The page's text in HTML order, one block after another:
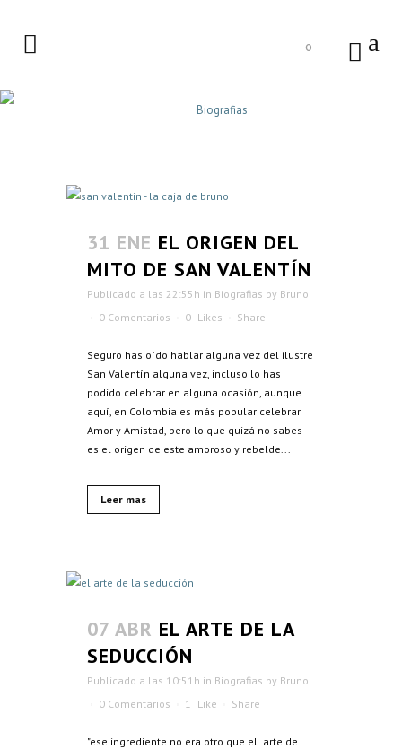
0
Biografias
31 ENE EL ORIGEN DEL
MITO DE SAN VALENTÍN
Publicado a las 22:55h in Biografias by Bruno
0 Comentarios
0 Likes Share
Seguro has oído hablar alguna vez del ilustre
San Valentín alguna vez, incluso lo has
podido celebrar en alguna ocasión, aunque
aquí, en Colombia es más popular celebrar
Amor y Amistad, pero lo que quizá no sabes
es el origen de este amoroso y rebelde...
Leer mas
07 ABR EL ARTE DE LA
SEDUCCIÓN
Publicado a las 10:51h in Biografias by Bruno
0 Comentarios
1 Like Share
"ese ingrediente no era otro que el arte de